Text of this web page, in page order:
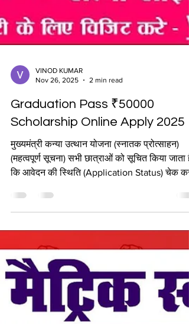
VINOD KUMAR
Nov 26, 2025
2 min read
Graduation Pass ₹50000
Scholarship Online Apply 2025
मुख्यमंत्री कन्या उत्थान योजना (स्नातक प्रोत्साहन)
(महत्वपूर्ण सूचना) सभी छात्राओं को सूचित किया जाता है
कि आवेदन की स्थिति (Application Status) चेक
के लिए पोर्टल पर लिंक सक्रिय कर दिया गया है। अब
प्रत्येक छात्रा अपने आवेदन की वर्तमान स्थिति (Status)
नीचे दिए गए लिंक के माध्यम से आसानी से देख सकती
➥ Application Status Check:-